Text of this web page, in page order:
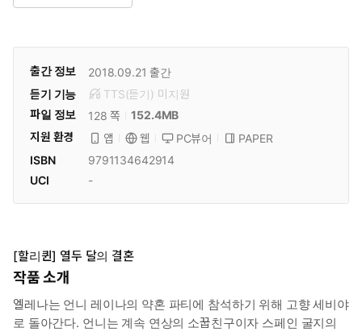
출간 정보 2018.09.21 출간
듣기 기능
TTS(듣기) 미 지원
파일 정보
128 쪽
152.4MB
지원 환경
앱 웹 PC뷰어
PAPER
ISBN
9791134642914
UCI
-
[할리퀸] 열두 달의 결혼
작품 소개
엘레나는 언니 레이나의 약혼 파티에 참석하기 위해 고향 세비야
로 돌아간다. 언니는 계속 연상의 소꿉친구이자 스페인 굴지의